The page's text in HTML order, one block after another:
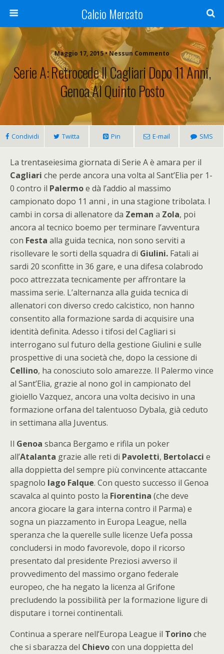
Calcio Mercato
Maggio 17, 2015 • Nessun Commento
Serie A: Retrocede Il Cagliari Dopo 11 Anni,
Genoa Al Quinto Posto
Condividi Twitta Pin E-mail SMS
La trentaseiesima giornata di Serie A è amara per il
Cagliari che perde ancora una volta al Sant’Elia per 1-
0 contro il Palermoe dà l’addio al massimo
campionato dopo 11 anni , in una stagione tribolata. I
cambi in corsa di allenatore da Zeman a Zola, poi
ancora al tecnico boemo per terminare l’avventura
con Festa alla guida tecnica, non sono serviti a
risollevare le sorti della squadra di Giulini. Fatali ai
sardi 20 sconfitte in 36 gare, e una difesa colabrodo
poco attrezzata tecnicamente per affrontare la
massima serie. L’alternanza alla guida tecnica di
allenatori con diverso credo calcistico, non hanno
consentito alla formazione sarda di acquisire una
identità definita. Adesso i tifosi del Cagliari si
interrogano sul futuro della gestione Giulini e sulle
prospettive di una società che, dopo la cessione di
Cellino, ha conosciuto solo amarezze. Il Palermo vince
al Sant’Elia, grazie al nono gol in campionato del
gioiello Vazquez, ancora una volta decisivo in una
formazione orfana del talentuoso Dybala, già ceduto
in settimana alla Juventus.
Il Genoa sbanca Bergamo e rifila un poker
all’Atalanta grazie alle reti di Pavoletti, Bertolacci e
alla doppietta del sempre più convincente attaccante
spagnolo Iago Falque. Con questo successo il Genoa
scavalca al quinto posto la Fiorentina (che deve
ancora giocare la gara interna contro il Parma) e
sogna un piazzamento in Europa League, nella
speranza che la querelle sulle licenze Uefa possa
concludersi in modo favorevole, dopo il ricorso
presentato dal presidente Preziosi avverso il
provvedimento del massimo organo federale
europeo, che ha negato la licenza al Grifone
precludendo la possibilità per la formazione ligure di
disputare i tornei continentali.
Continua a sperare nell’Europa League il Torinoche
che si sbarazza del Chievocon una doppietta del